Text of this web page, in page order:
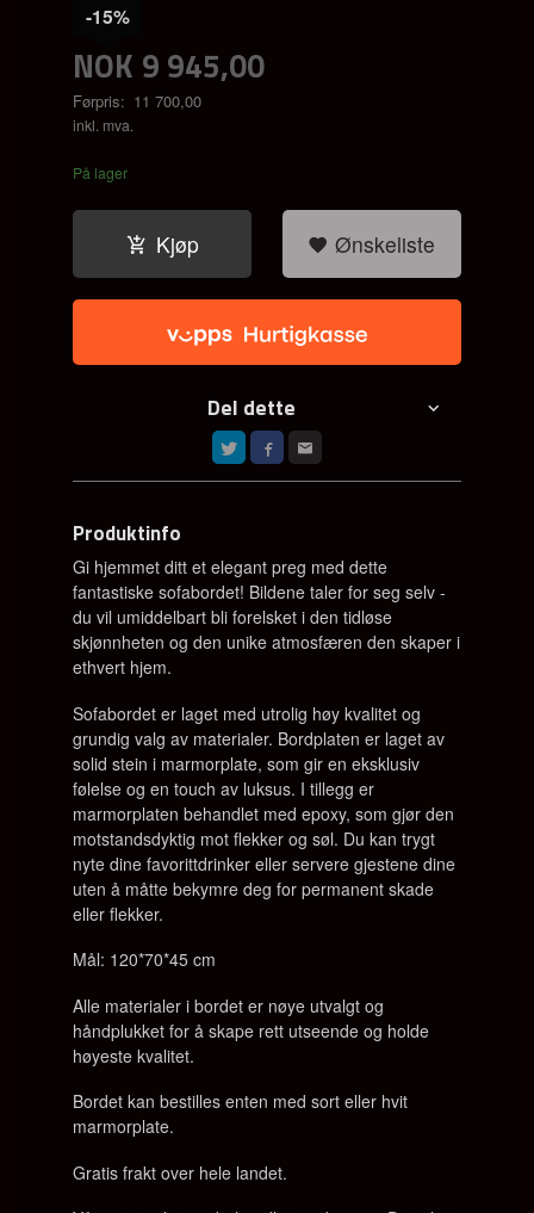
NOK 9 945,00
Førpris: 11 700,00
Rabatt
-15%
inkl. mva.
På lager
Kjøp Ønskeliste
Del dette
Produktinfo
Gi hjemmet ditt et elegant preg med dette
fantastiske sofabordet! Bildene taler for seg selv -
du vil umiddelbart bli forelsket i den tidløse
skjønnheten og den unike atmosfæren den skaper i
ethvert hjem.
Sofabordet er laget med utrolig høy kvalitet og
grundig valg av materialer. Bordplaten er laget av
solid stein i marmorplate, som gir en eksklusiv
følelse og en touch av luksus. I tillegg er
marmorplaten behandlet med epoxy, som gjør den
motstandsdyktig mot flekker og søl. Du kan trygt
nyte dine favorittdrinker eller servere gjestene dine
uten å måtte bekymre deg for permanent skade
eller flekker.
Mål: 120*70*45 cm
Alle materialer i bordet er nøye utvalgt og
håndplukket for å skape rett utseende og holde
høyeste kvalitet.
Bordet kan bestilles enten med sort eller hvit
marmorplate.
Gratis frakt over hele landet.